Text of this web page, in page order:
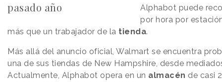
pasado año
Alphabot puede
por hora por
más que un trabajador de la tienda.
Más allá del anuncio oficial, Walmart se encuentra
una de sus tiendas de New Hampshire, desde
Actualmente, Alphabot opera en un almacén de casi